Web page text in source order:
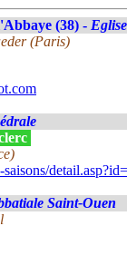
(38) -
(Paris)
Saint-Ouen